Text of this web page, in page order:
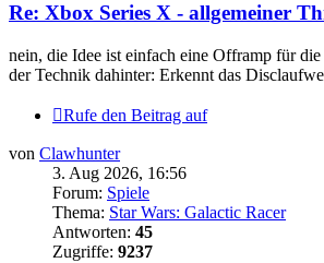
Re: Xbox Series X - allgemeiner
nein, die Idee ist einfach eine Offramp für
der Technik dahinter: Erkennt das
Rufe den Beitrag auf
von Clawhunter
3. Aug 2026, 16:56
Forum: Spiele
Thema: Star Wars: Galactic Racer
Antworten: 45
Zugriffe: 9237